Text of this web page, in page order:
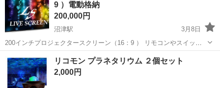
9 ）電動格納
200,000円
沼津駅
3月8日
200インチプロジェクタースクリーン（16：9 ） リモコンやスイッチ
による電動格納 購入してから4年ぐらいですが、数回しか動かしてお
りません。
プロジェクター、ホームシアター
プロジェクター
リコモン プラネタリウム ２個セット
2,000円